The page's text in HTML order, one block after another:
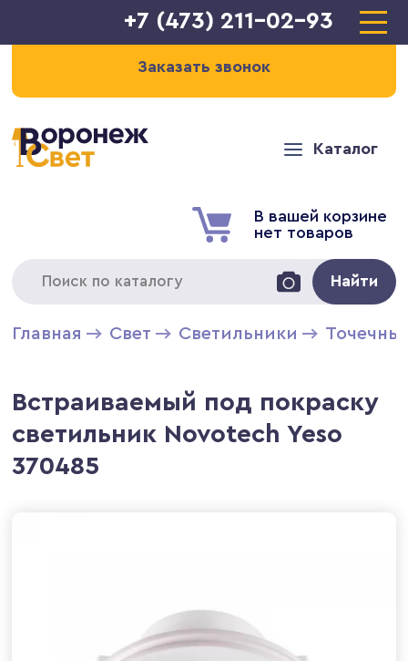
+7 (473) 211-02-93
Заказать звонок
Каталог
В вашей корзине
нет товаров
Найти
Главная Свет Светильники
Встраиваемый под покраску
светильник Novotech Yeso
370485